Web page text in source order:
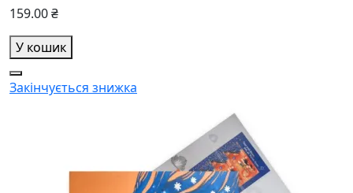
159.00 ₴
У кошик
Закінчується знижка